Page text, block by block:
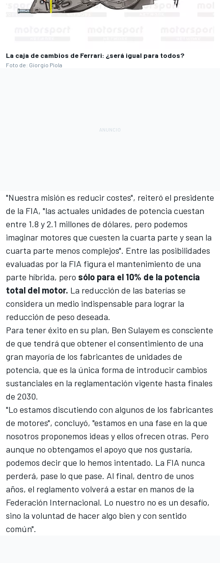
La caja de cambios de Ferrari: ¿será igual para todos?
Foto de: Giorgio Piola
"Nuestra misión es reducir costes", reiteró el presidente
de la FIA, "las actuales unidades de potencia cuestan
entre 1.8 y 2.1 millones de dólares, pero podemos
imaginar motores que cuesten la cuarta parte y sean la
cuarta parte menos complejos". Entre las posibilidades
evaluadas por la FIA figura el mantenimiento de una
parte híbrida, pero sólo para el 10% de la potencia
total del motor. La reducción de las baterías se
considera un medio indispensable para lograr la
reducción de peso deseada.
Para tener éxito en su plan, Ben Sulayem es consciente
de que tendrá que obtener el consentimiento de una
gran mayoría de los fabricantes de unidades de
potencia, que es la única forma de introducir cambios
sustanciales en la reglamentación vigente hasta finales
de 2030.
"Lo estamos discutiendo con algunos de los fabricantes
de motores", concluyó, "estamos en una fase en la que
nosotros proponemos ideas y ellos ofrecen otras. Pero
aunque no obtengamos el apoyo que nos gustaría,
podemos decir que lo hemos intentado. La FIA nunca
perderá, pase lo que pase. Al final, dentro de unos
años, el reglamento volverá a estar en manos de la
Federación Internacional. Lo nuestro no es un desafío,
sino la voluntad de hacer algo bien y con sentido
común".